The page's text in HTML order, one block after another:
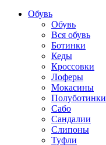
Обувь
Обувь
Вся обувь
Ботинки
Кеды
Кроссовки
Лоферы
Мокасины
Полуботинки
Сабо
Сандалии
Слипоны
Туфли